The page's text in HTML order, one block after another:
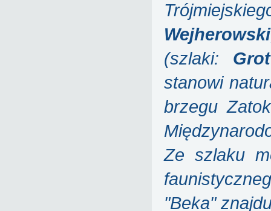
Wejherowski
(szlaki:
stanowi
brzegu
Ze szlaku
"Beka"